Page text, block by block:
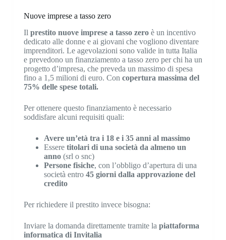
Nuove imprese a tasso zero
Il prestito nuove imprese a tasso zeroè un incentivo
dedicato alle donne e ai giovani che vogliono diventare
imprenditori. Le agevolazioni sono valide in tutta Italia
e prevedono un finanziamento a tasso zero per chi ha un
progetto d’impresa, che preveda un massimo di spesa
fino a 1,5 milioni di euro. Con copertura massima del
75% delle spese totali.
Per ottenere questo finanziamento è necessario
soddisfare alcuni requisiti quali:
Avere un’età tra i 18 e i 35 anni al massimo
Essere titolari di una società da almeno un
anno(srl o snc)
Persone fisiche, con l’obbligo d’apertura di una
società entro45 giorni dalla approvazione del
credito
Per richiedere il prestito invece bisogna:
Inviare la domanda direttamente tramite la piattaforma
informatica di Invitalia